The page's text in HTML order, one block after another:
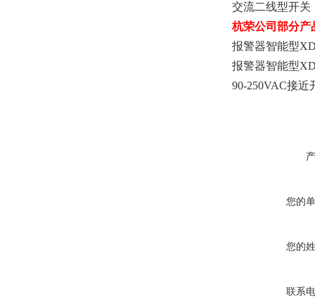
交流二线型开关
杭荣公司部分产
报警器智能型
报警器智能型
90-250VAC接
您的
您的
联系